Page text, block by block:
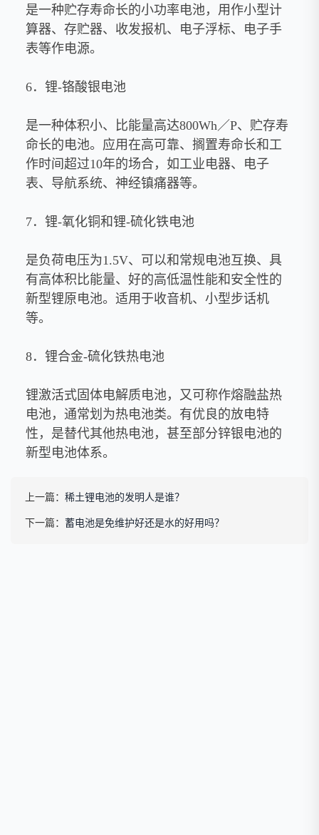
是一种贮存寿命长的小功率电池，用作小型计
算器、存贮器、收发报机、电子浮标、电子手
表等作电源。
6．锂-铬酸银电池
是一种体积小、比能量高达800Wh／P、贮存寿
命长的电池。应用在高可靠、搁置寿命长和工
作时间超过10年的场合，如工业电器、电子
表、导航系统、神经镇痛器等。
7．锂-氧化铜和锂-硫化铁电池
是负荷电压为1.5V、可以和常规电池互换、具
有高体积比能量、好的高低温性能和安全性的
新型锂原电池。适用于收音机、小型步话机
等。
8．锂合金-硫化铁热电池
锂激活式固体电解质电池，又可称作熔融盐热
电池，通常划为热电池类。有优良的放电特
性，是替代其他热电池，甚至部分锌银电池的
新型电池体系。
上一篇： 稀土锂电池的发明人是谁？
下一篇： 蓄电池是免维护好还是水的好用吗？